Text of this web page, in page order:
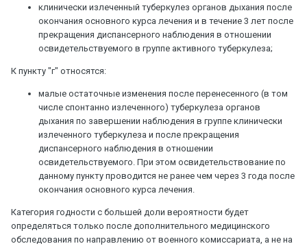
клинически излеченный туберкулез органов дыхания после
окончания основного курса лечения и в течение 3 лет после
прекращения диспансерного наблюдения в отношении
освидетельствуемого в группе активного туберкулеза;
К пункту "г" относятся:
малые остаточные изменения после перенесенного (в том
числе спонтанно излеченного) туберкулеза органов
дыхания по завершении наблюдения в группе клинически
излеченного туберкулеза и после прекращения
диспансерного наблюдения в отношении
освидетельствуемого. При этом освидетельствование по
данному пункту проводится не ранее чем через 3 года после
окончания основного курса лечения.
Категория годности с большей доли вероятности будет
определяться только после дополнительного медицинского
обследования по направлению от военного комиссариата, а не на